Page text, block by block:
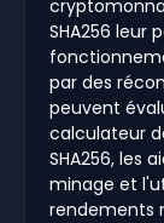
SHA256 leur
par des
peuvent
calculateur
SHA256, les
minage et
rendements